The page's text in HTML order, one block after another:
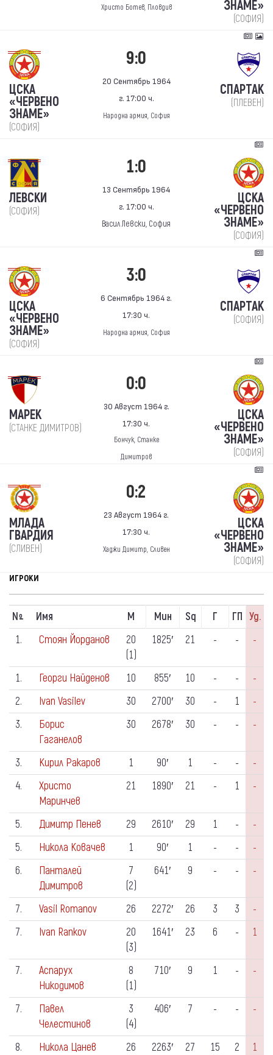
Христо Ботев, Пловдив ЗНАМЕ»
(СОФИЯ)
ЦСКА
«ЧЕРВЕНО
ЗНАМЕ»
(СОФИЯ)
9:0
20 Сентябрь 1964
г. 17:00 ч.
Народна армия, София
СПАРТАК
(ПЛЕВЕН)
ЛЕВСКИ
(СОФИЯ)
1:0
13 Сентябрь 1964
г. 17:00 ч.
Васил Левски, София
ЦСКА
«ЧЕРВЕНО
ЗНАМЕ»
(СОФИЯ)
ЦСКА
«ЧЕРВЕНО
ЗНАМЕ»
(СОФИЯ)
3:0
6 Сентябрь 1964 г.
17:30 ч.
Народна армия, София
СПАРТАК
(СОФИЯ)
МАРЕК
(СТАНКЕ ДИМИТРОВ)
0:0
30 Август 1964 г.
17:30 ч.
Бончук, Станке
Димитров
ЦСКА
«ЧЕРВЕНО
ЗНАМЕ»
(СОФИЯ)
МЛАДА
ГВАРДИЯ
(СЛИВЕН)
0:2
23 Август 1964 г.
17:30 ч.
Хаджи Димитр, Сливен
ЦСКА
«ЧЕРВЕНО
ЗНАМЕ»
(СОФИЯ)
ИГРОКИ
Nº Имя М Мин Sq Г ГП Уд.
1.
Стоян Йорданов
20
(1)
1825′ 21 - - -
1. Георги Найденов 10 855′ 10 - -
-
2.
Ivan Vasilev 30 2700′ 30 - 1
-
3.
Борис
Гаганелов
30 2678′ 30 - - -
3. Кирил Ракаров 1 90′ 1 - -
-
4.
Христо
Маринчев
21 1890′ 21 - 1 -
5. Димитр Пенев 29 2610′ 29 1 -
-
5.
Никола Ковачев 1 90′ 1 - -
-
6.
Панталей
Димитров
7
(2)
641′ 9 - - -
7. Vasil Romanov 26 2272′ 26 3 3
-
7.
Ivan Rankov
20
(3)
1641′ 23 6 - 1
7.
Аспарух
Никодимов
8
(1)
710′ 9 1 - -
7.
Павел
Челестинов
3
(4)
406′ 7 - - -
8. Никола Цанев
26
2263′ 27
15
2 1